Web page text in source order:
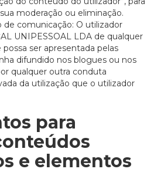
moderação ou eliminação.
de comunicação: O utilizador
UNIPESSOAL LDA de qualquer
ser apresentada pelas
difundido nos blogues ou nos
qualquer outra conduta
da utilização que o utilizador
para
e elementos